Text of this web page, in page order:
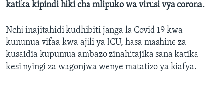
katika kipindi hiki cha mlipuko wa virusi vya corona.
Nchi inajitahidi kudhibiti janga la Covid 19 kwa
kununua vifaa kwa ajili ya ICU, hasa mashine za
kusaidia kupumua ambazo zinahitajika sana katika
kesi nyingi za wagonjwa wenye matatizo ya kiafya.